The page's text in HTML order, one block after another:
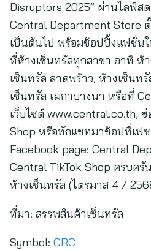
Disruptors 2025” ผ่านไลฟ์ส
Central Department Store
เป็นต้นไป พร้อมช้อปปิ้งแฟชั่น
ที่ห้างเซ็นทรัลทุกสาขา อาทิ ห้
เซ็นทรัล ลาดพร้าว, ห้างเซ็นท
เซ็นทรัล เมกาบางนา หรือที่
เว็บไซต์ www.central.co.th,
Shop หรือทักแชทมาช้อปที่เฟ
Facebook page: Central
Central TikTok Shop ครบค
ห้างเซ็นทรัล (ไตรมาส 4 /
ที่มา: สรรพสินค้าเซ็นทรัล
Symbol: CRC